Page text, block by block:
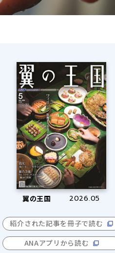
翼の王国 2026.05
紹介された記事を冊子で読む
ANAアプリから読む